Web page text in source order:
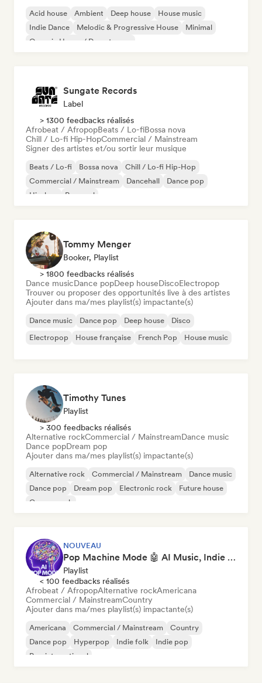
Acid house Ambient Deep house
House music
Indie Dance
Melodic & Progressive House
Minimal
Organic House / Downtempo
Sungate Records
Label
> 1300 feedbacks réalisés
Afrobeat / AfropopBeats / Lo-fiBossa nova
Chill / Lo-fi Hip-HopCommercial / Mainstream
Signer des artistes et/ou sortir leur musique
Beats / Lo-fi Bossa nova
Chill / Lo-fi Hip-Hop
Commercial / Mainstream
Dancehall
Dance pop
Hip-hop
Pop soul
Tommy Menger
Booker, Playlist
> 1800 feedbacks réalisés
Dance musicDance popDeep houseDiscoElectropop
Trouver ou proposer des opportunités live à des artistes
Ajouter dans ma/mes playlist(s) impactante(s)
Dance music Dance pop Deep house
Disco
Electropop
House française French Pop House music
Timothy Tunes
Playlist
> 300 feedbacks réalisés
Alternative rockCommercial / MainstreamDance music
Dance popDream pop
Ajouter dans ma/mes playlist(s) impactante(s)
Alternative rock Commercial / Mainstream
Dance music
Dance pop
Dream pop Electronic rock
Future house
Garage rock
NOUVEAU
Pop Machine Mode 🤖 AI Music, Indie Pop & Dream Pop
Playlist
< 100 feedbacks réalisés
Afrobeat / AfropopAlternative rockAmericana
Commercial / MainstreamCountry
Ajouter dans ma/mes playlist(s) impactante(s)
Americana Commercial / Mainstream
Country
Dance pop
Hyperpop Indie folk
Indie pop
Pop international